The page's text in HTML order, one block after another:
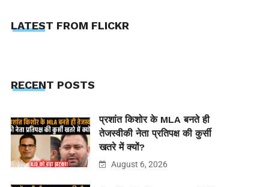
LATEST FROM FLICKR
RECENT POSTS
प्रशांत किशोर के MLA बनते ही
तेजस्वीकी नेता प्रतिपक्ष की कुर्सी
खतरे में क्यों?
August 6, 2026